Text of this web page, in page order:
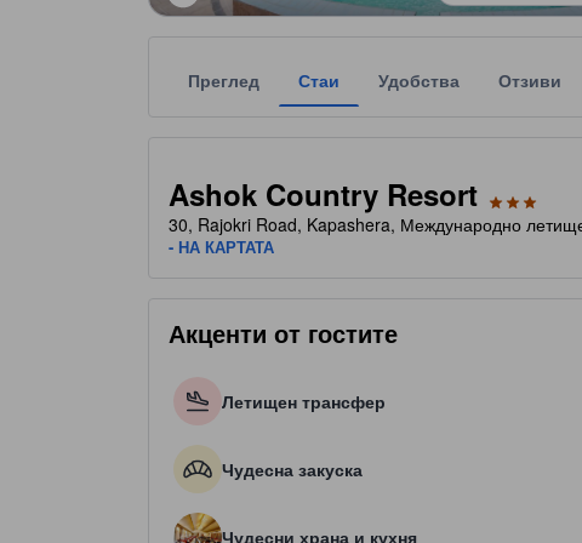
Преглед Стаи Удобства Отзиви
Ashok Country Resort
30, Rajokri Road, Kapashera, Международно
- НА КАРТАТА
Акценти от гостите
Летищен трансфер
Чудесна закуска
Чудесни храна и кухня